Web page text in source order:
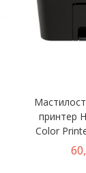
принтер
Color